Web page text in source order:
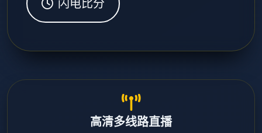
闪电比分
高清多线路直播